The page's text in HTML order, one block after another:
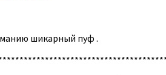
шикарный пуф .